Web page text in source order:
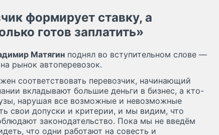
формирует ставку, а
готов заплатить»
Матягин поднял во вступительном слове —
рынок автоперевозок.
соответствовать перевозчик, начинающий
вкладывают большие деньги в бизнес, а кто-
нарушая все возможные и невозможные
свои допуски и критерии, и мы видим, что
законодательство. Пока мы не введём
что одни работают на совесть и